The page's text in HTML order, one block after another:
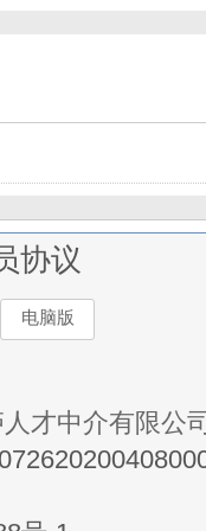
协议
电脑版
才中介有限公